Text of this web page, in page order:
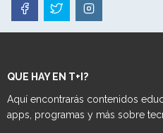
QUE HAY EN T+I?
Aquí encontrarás contenidos
apps, programas y más sobre